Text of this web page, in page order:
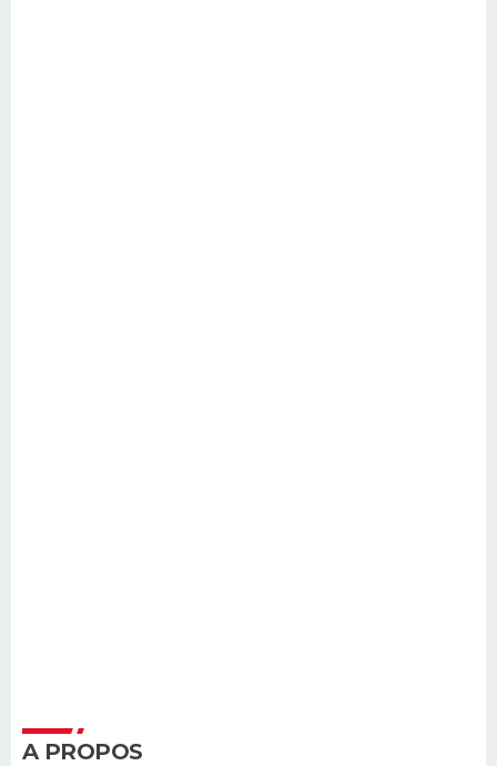
A PROPOS